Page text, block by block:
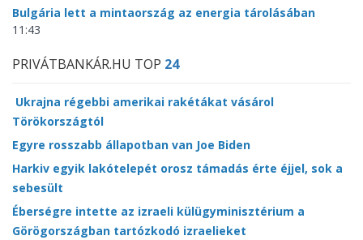
Bulgária lett a mintaország az energia tárolásában
11:43
PRIVÁTBANKÁR.HU TOP 24
Ukrajna régebbi amerikai rakétákat vásárol
Törökországtól
Egyre rosszabb állapotban van Joe Biden
Harkiv egyik lakótelepét orosz támadás érte éjjel, sok a
sebesült
Éberségre intette az izraeli külügyminisztérium a
Görögországban tartózkodó izraelieket